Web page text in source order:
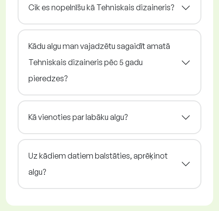
Cik es nopelnīšu kā Tehniskais dizaineris?
Kādu algu man vajadzētu sagaidīt amatā
Tehniskais dizaineris pēc 5 gadu
pieredzes?
Kā vienoties par labāku algu?
Uz kādiem datiem balstāties, aprēķinot
algu?